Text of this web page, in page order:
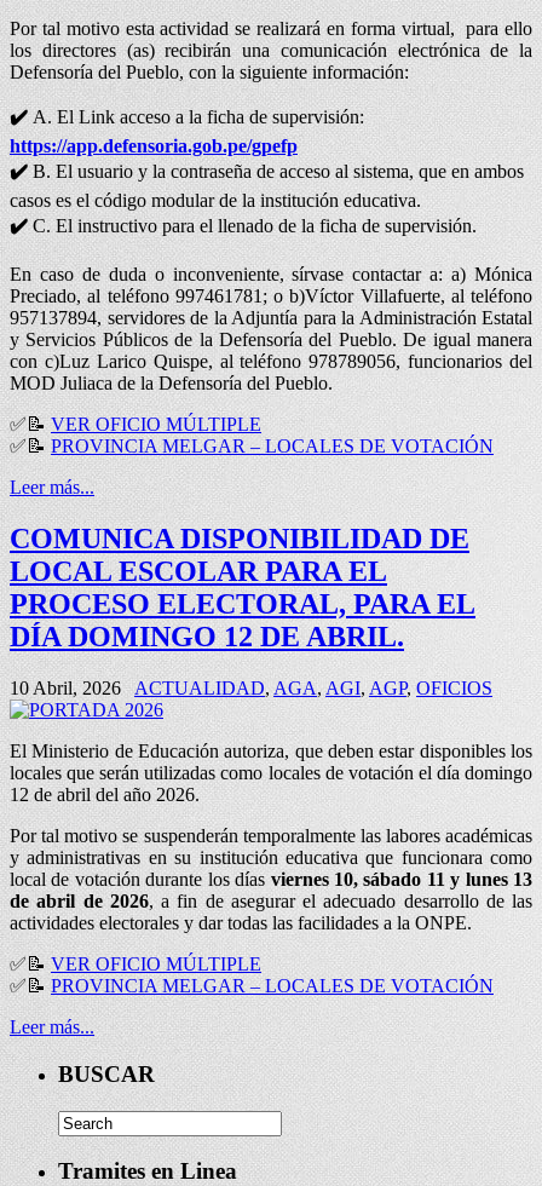
Por tal motivo esta actividad se realizará en forma virtual, para ello
los directores (as) recibirán una comunicación electrónica de la
Defensoría del Pueblo, con la siguiente información:
✔️A. El Link acceso a la ficha de supervisión:
https://app.defensoria.gob.pe/gpefp
✔️B. El usuario y la contraseña de acceso al sistema, que en ambos
casos es el código modular de la institución educativa.
✔️C. El instructivo para el llenado de la ficha de supervisión.
En caso de duda o inconveniente, sírvase contactar a: a) Mónica
Preciado, al teléfono 997461781; o b)Víctor Villafuerte, al teléfono
957137894, servidores de la Adjuntía para la Administración Estatal
y Servicios Públicos de la Defensoría del Pueblo. De igual manera
con c)Luz Larico Quispe, al teléfono 978789056, funcionarios del
MOD Juliaca de la Defensoría del Pueblo.
✅ 📝VER OFICIO MÚLTIPLE
✅📝 PROVINCIA MELGAR – LOCALES DE VOTACIÓN
Leer más...
COMUNICA DISPONIBILIDAD DE
LOCAL ESCOLAR PARA EL
PROCESO ELECTORAL, PARA EL
DÍA DOMINGO 12 DE ABRIL.
10 Abril, 2026 ACTUALIDAD, AGA, AGI, AGP, OFICIOS
El Ministerio de Educación autoriza, que deben estar disponibles los
locales que serán utilizadas como locales de votación el día domingo
12 de abril del año 2026.
Por tal motivo se suspenderán temporalmente las labores académicas
y administrativas en su institución educativa que funcionara como
local de votación durante los días viernes 10, sábado 11 y lunes 13
de abril de 2026, a fin de asegurar el adecuado desarrollo de las
actividades electorales y dar todas las facilidades a la ONPE.
✅ 📝VER OFICIO MÚLTIPLE
✅ 📝PROVINCIA MELGAR – LOCALES DE VOTACIÓN
Leer más...
BUSCAR
Tramites en Linea